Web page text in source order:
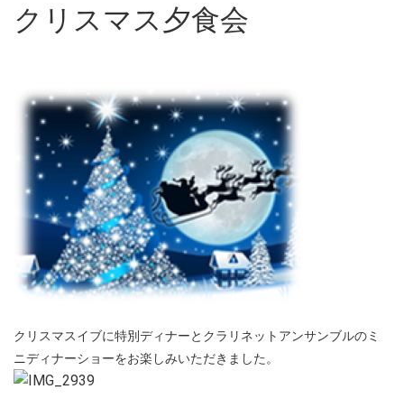
クリスマス夕食会
クリスマスイブに特別ディナーとクラリネットアンサンブルのミ
ニディナーショーをお楽しみいただきました。